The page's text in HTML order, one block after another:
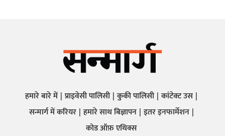
हमारे बारे में प्राइवेसी पालिसी कुकी पालिसी कांटेक्ट उस
सन्मार्ग में करियर हमारे साथ बिज्ञापन इतर इनफार्मेशन
कोड ऑफ़ एथिक्स